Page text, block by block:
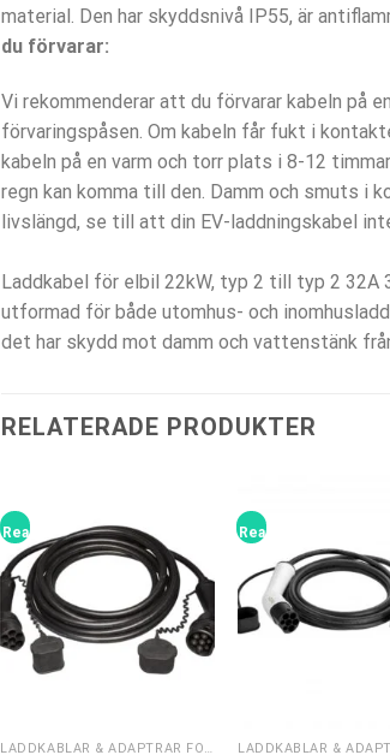
material. Den har skyddsnivå IP55, är
du förvarar:
Vi rekommenderar att du förvarar kabeln på
förvaringspåsen. Om kabeln får fukt i
kabeln på en varm och torr plats i 8-12
regn kan komma till den. Damm och smuts i
livslängd, se till att din EV-laddningskabel
Laddkabel för elbil 22kW, typ 2 till typ 2 32A
utformad för både utomhus- och
det har skydd mot damm och vattenstänk
RELATERADE PRODUKTER
Rea!
LADDKABLAR & ADAPTRAR FÖR ELBIL
Rea!